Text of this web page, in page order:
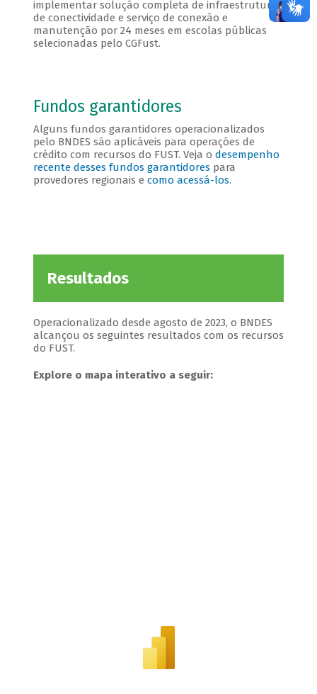
implementar solução completa de infraestrutura
de conectividade e serviço de conexão e
manutenção por 24 meses em escolas públicas
selecionadas pelo CGFust.
Fundos garantidores
Alguns fundos garantidores operacionalizados
pelo BNDES são aplicáveis para operações de
crédito com recursos do FUST. Veja o desempenho
recente desses fundos garantidores para
provedores regionais e como acessá-los.
Resultados
Operacionalizado desde agosto de 2023, o BNDES
alcançou os seguintes resultados com os recursos
do FUST.
Explore o mapa interativo a seguir: